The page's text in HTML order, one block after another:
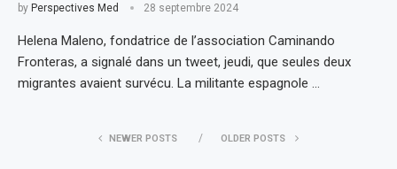
by Perspectives Med 28 septembre 2024
Helena Maleno, fondatrice de l’association Caminando
Fronteras, a signalé dans un tweet, jeudi, que seules deux
migrantes avaient survécu. La militante espagnole …
NEWER POSTS OLDER POSTS